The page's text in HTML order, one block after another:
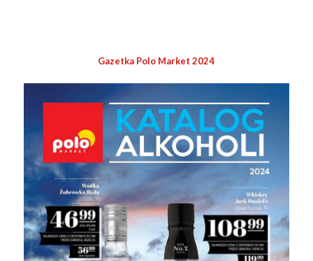
Gazetka Polo Market 2024